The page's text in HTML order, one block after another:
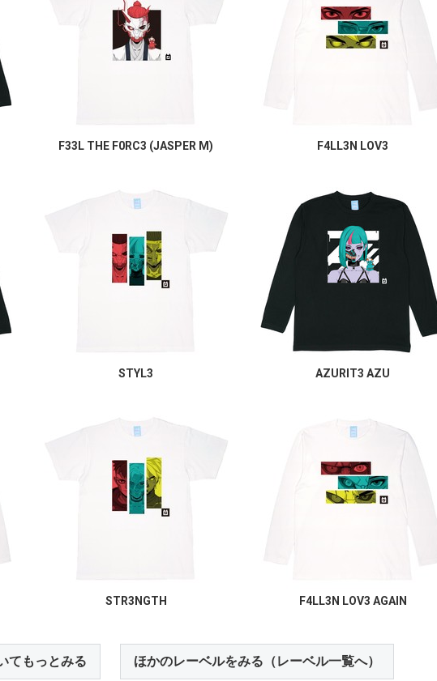
F33L THE F0RC3 (JASPER M) F4LL3N LOV3
STYL3 AZURIT3 AZU
STR3NGTH F4LL3N LOV3 AGAIN
てもっとみる ほかのレーベルをみる（レーベル一覧へ）